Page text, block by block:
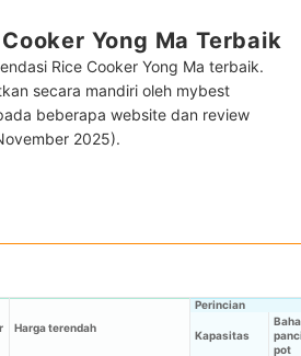
Yong Ma Terbaik
Rice Cooker Yong Ma terbaik.
secara mandiri oleh mybest
beberapa website dan review
2025).
Harga terendah
Perincian
Kapasitas
pot